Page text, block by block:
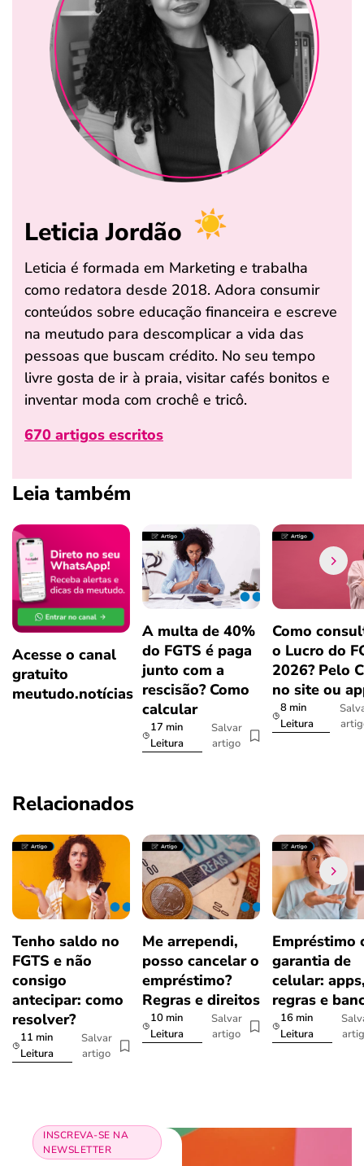
Leticia Jordão
Leticia é formada em Marketing e trabalha
como redatora desde 2018. Adora consumir
conteúdos sobre educação financeira e escreve
na meutudo para descomplicar a vida das
pessoas que buscam crédito. No seu tempo
livre gosta de ir à praia, visitar cafés bonitos e
inventar moda com crochê e tricô.
670 artigos escritos
Leia também
Acesse o canal
gratuito
meutudo.notícias
A multa de 40%
do FGTS é paga
junto com a
rescisão? Como
calcular
17 min
Leitura
Salvar
artigo
Como
o Lucro do
2026? Pelo
no site ou
8 min
Leitura
Relacionados
Tenho saldo no
FGTS e não
consigo
antecipar: como
resolver?
11 min
Leitura
Salvar
artigo
Me arrependi,
posso cancelar o
empréstimo?
Regras e direitos
10 min
Leitura
Salvar
artigo
Empréstimo
garantia de
celular:
regras e
16 min
Leitura
INSCREVA-SE NA
NEWSLETTER